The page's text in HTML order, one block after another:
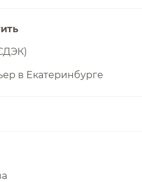
в Екатеринбурге